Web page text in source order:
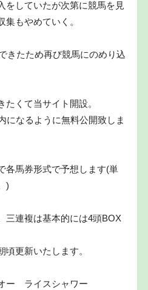
をしていたが次第に競馬を見
集もやめていく。
きたため再び競馬にのめり込
たくて当サイト開設。
になるように無料公開致しま
各馬券形式で予想します(単
)
三連複は基本的には4頭BOX
更新いたします。
ー ライスシャワー